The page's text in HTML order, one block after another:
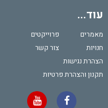
עוד...
מאמרים
פרוייקטים
חנויות
צור קשר
הצהרת נגישות
תקנון והצהרת פרטיות